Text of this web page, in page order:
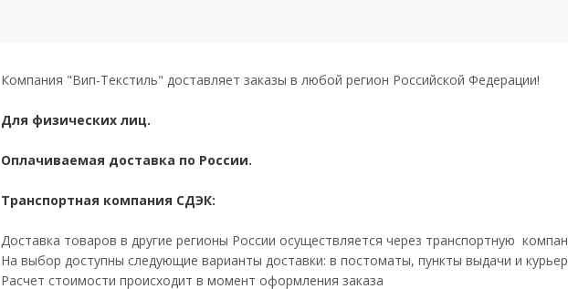
Компания "Вип-Текстиль" доставляет заказы в любой регион Российской Федерации!
Для физических лиц.
Оплачиваемая доставка по России.
Транспортная компания СДЭК:
Доставка товаров в другие регионы России осуществляется через транспортную
На выбор доступны следующие варианты доставки: в постоматы, пункты выдачи и
Расчет стоимости происходит в момент оформления заказа